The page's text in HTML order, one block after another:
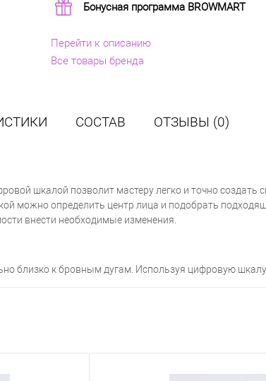
Бонусная программа BROWMART
Перейти к описанию
Все товары бренда
СОСТАВ ОТЗЫВЫ (0)
шкалой позволит мастеру легко и точно
можно определить центр лица и подобрать
внести необходимые изменения.
близко к бровным дугам. Используя цифровую